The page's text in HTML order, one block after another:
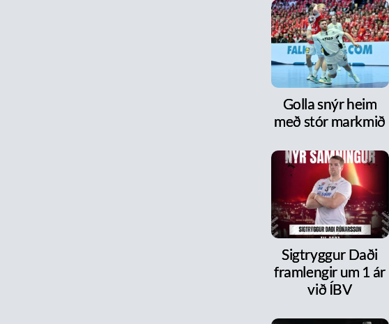
Golla snýr heim
með stór markmið
Sigtryggur Daði
framlengir um 1 ár
við ÍBV